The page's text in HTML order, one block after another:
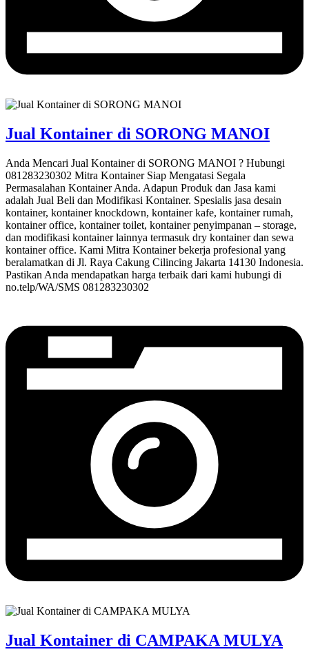
Jual Kontainer di SORONG MANOI
Anda Mencari Jual Kontainer di SORONG MANOI ? Hubungi
081283230302 Mitra Kontainer Siap Mengatasi Segala
Permasalahan Kontainer Anda. Adapun Produk dan Jasa kami
adalah Jual Beli dan Modifikasi Kontainer. Spesialis jasa desain
kontainer, kontainer knockdown, kontainer kafe, kontainer rumah,
kontainer office, kontainer toilet, kontainer penyimpanan – storage,
dan modifikasi kontainer lainnya termasuk dry kontainer dan sewa
kontainer office. Kami Mitra Kontainer bekerja profesional yang
beralamatkan di Jl. Raya Cakung Cilincing Jakarta 14130 Indonesia.
Pastikan Anda mendapatkan harga terbaik dari kami hubungi di
no.telp/WA/SMS 081283230302
Jual Kontainer di CAMPAKA MULYA